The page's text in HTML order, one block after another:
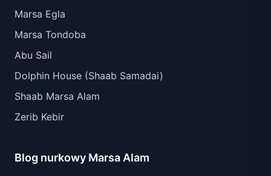
Marsa Egla
Marsa Tondoba
Abu Sail
Dolphin House (Shaab Samadai)
Shaab Marsa Alam
Zerib Kebir
Blog nurkowy Marsa Alam